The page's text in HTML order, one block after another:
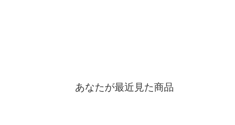
あなたが最近見た商品